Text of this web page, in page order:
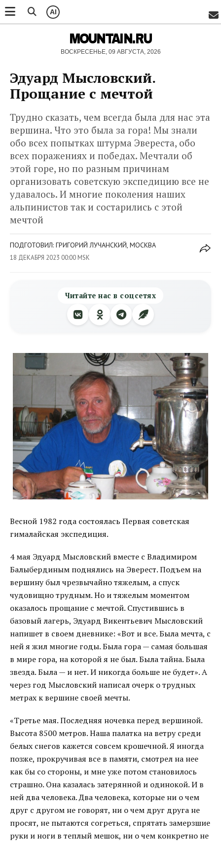
AI
MOUNTAIN.RU
ВОСКРЕСЕНЬЕ, 09 АВГУСТА, 2026
Эдуард Мысловский.
Прощание с мечтой
Трудно сказать, чем всегда была для нас эта
вершина. Что это была за гора! Мы знали
обо всех попытках штурма Эвереста, обо
всех поражениях и победах. Мечтали об
этой горе, но по разным причинам
организовать советскую экспедицию все не
удавалось. И многие поколения наших
альпинистов так и состарились с этой
мечтой
ПОДГОТОВИЛ: ГРИГОРИЙ ЛУЧАНСКИЙ, МОСКВА
18 ДЕКАБРЯ 2023 00:00 MSK
Читайте нас в соцсетях
Весной 1982 года состоялась Первая советская
гималайская экспедиция.
4 мая Эдуард Мысловский вместе с Владимиром
Балыбердиным поднялись на Эверест. Подъем на
вершину был чрезвычайно тяжелым, а спуск
чудовищно трудным. Но и тяжелым моментом
оказалось прощание с мечтой. Спустившись в
базовый лагерь, Эдуард Викентьевич Мысловский
напишет в своем дневнике: «Вот и все. Была мечта, с
ней я жил многие годы. Была гора — самая большая
в мире гора, на которой я не был. Была тайна. Была
звезда. Была — и нет. И никогда больше не будет». А
через год Мысловский написал очерк о трудных
метрах к вершине своей мечты.
«Третье мая. Последняя ночевка перед вершиной.
Высота 8500 метров. Наша палатка на ветру среди
белых снегов кажется совсем крошечной. Я иногда
позже, прокручивая все в памяти, смотрел на нее
как бы со стороны, и мне уже потом становилось
страшно. Она казалась затерянной и одинокой. И в
ней два человека. Два человека, которые ни о чем
друг с другом не говорят, ни о чем друг друга не
просят, не пытаются согреться, спрятать замерзшие
руки и ноги в теплый мешок, ни о чем конкретно не